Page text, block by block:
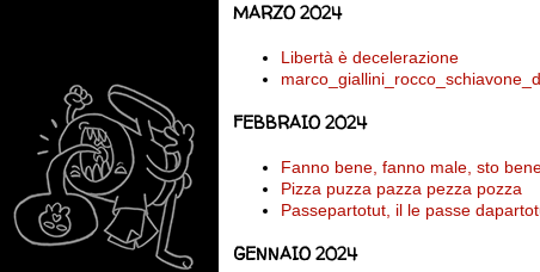
MARZO 2024
Libertà è decelerazione
FEBBRAIO 2024
Fanno bene, fanno male, sto
Pizza puzza pazza pezza pozza
Passepartotut, il le passe
GENNAIO 2024